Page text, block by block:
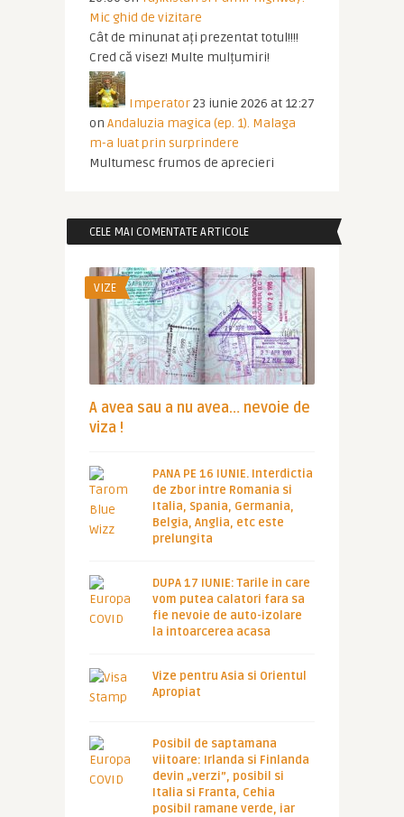
Mic ghid de vizitare
Cât de minunat ați prezentat totul!!!!
Cred că visez! Multe mulțumiri!
Imperator23 iunie 2026 at 12:27
on Andaluzia magica (ep. 1). Malaga
m-a luat prin surprindere
Multumesc frumos de aprecieri
CELE MAI COMENTATE ARTICOLE
VIZE
A avea sau a nu avea… nevoie de
viza !
PANA PE 16 IUNIE. Interdictia
de zbor intre Romania si
Italia, Spania, Germania,
Belgia, Anglia, etc este
prelungita
DUPA 17 IUNIE: Tarile in care
vom putea calatori fara sa
fie nevoie de auto-izolare
la intoarcerea acasa
Vize pentru Asia si Orientul
Apropiat
Posibil de saptamana
viitoare: Irlanda si Finlanda
devin „verzi”, posibil si
Italia si Franta, Cehia
posibil ramane verde, iar